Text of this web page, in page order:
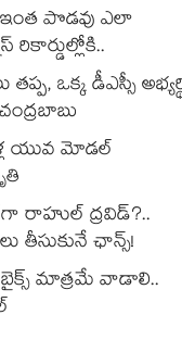
ఇంత పొడవు ఎలా
ఒక్క డీఎస్సీ
యువ మోడల్
రాహుల్ ద్రవిడ్?..
తీసుకునే ఛాన్స్!
మాత్రమే వాడాలి..